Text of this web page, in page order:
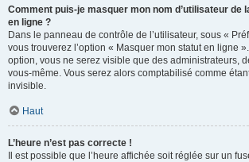
Comment puis-je masquer mon nom d’utilisateur de
en ligne ?
Dans le panneau de contrôle de l’utilisateur, sous «
vous trouverez l’option « Masquer mon statut en ligne
option, vous ne serez visible que des administrateurs,
vous-même. Vous serez alors comptabilisé comme
invisible.
Haut
L’heure n’est pas correcte !
Il est possible que l’heure affichée soit réglée sur un